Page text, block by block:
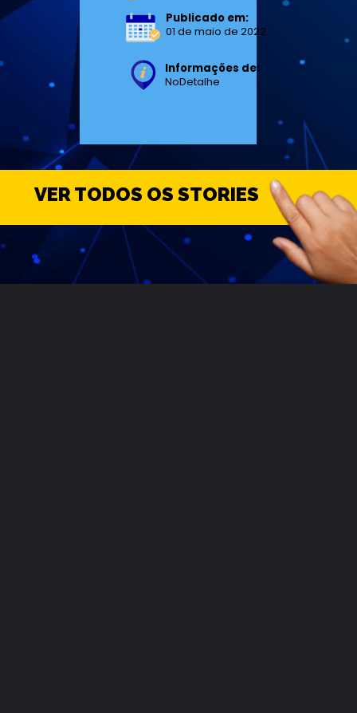
VER TODOS OS STORIES
Publicado em:
01 de maio de 2022
Informações de:
NoDetalhe